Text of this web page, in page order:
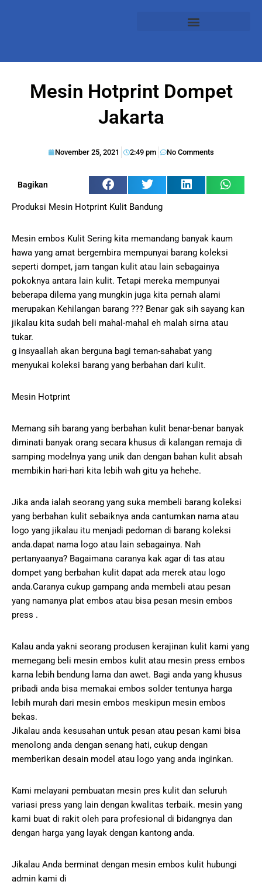
Mesin Hotprint Dompet
Jakarta
November 25, 2021 2:49 pm No Comments
Bagikan
Produksi Mesin Hotprint Kulit Bandung
Mesin embos Kulit Sering kita memandang banyak kaum
hawa yang amat bergembira mempunyai barang koleksi
seperti dompet, jam tangan kulit atau lain sebagainya
pokoknya antara lain kulit. Tetapi mereka mempunyai
beberapa dilema yang mungkin juga kita pernah alami
merupakan Kehilangan barang ??? Benar gak sih sayang kan
jikalau kita sudah beli mahal-mahal eh malah sirna atau
tukar.
g insyaallah akan berguna bagi teman-sahabat yang
menyukai koleksi barang yang berbahan dari kulit.
Mesin Hotprint
Memang sih barang yang berbahan kulit benar-benar banyak
diminati banyak orang secara khusus di kalangan remaja di
samping modelnya yang unik dan dengan bahan kulit absah
membikin hari-hari kita lebih wah gitu ya hehehe.
Jika anda ialah seorang yang suka membeli barang koleksi
yang berbahan kulit sebaiknya anda cantumkan nama atau
logo yang jikalau itu menjadi pedoman di barang koleksi
anda.dapat nama logo atau lain sebagainya. Nah
pertanyaanya? Bagaimana caranya kak agar di tas atau
dompet yang berbahan kulit dapat ada merek atau logo
anda.Caranya cukup gampang anda membeli atau pesan
yang namanya plat embos atau bisa pesan mesin embos
press .
Kalau anda yakni seorang produsen kerajinan kulit kami yang
memegang beli mesin embos kulit atau mesin press embos
karna lebih bendung lama dan awet. Bagi anda yang khusus
pribadi anda bisa memakai embos solder tentunya harga
lebih murah dari mesin embos meskipun mesin embos
bekas.
Jikalau anda kesusahan untuk pesan atau pesan kami bisa
menolong anda dengan senang hati, cukup dengan
memberikan desain model atau logo yang anda inginkan.
Kami melayani pembuatan mesin pres kulit dan seluruh
variasi press yang lain dengan kwalitas terbaik. mesin yang
kami buat di rakit oleh para profesional di bidangnya dan
dengan harga yang layak dengan kantong anda.
Jikalau Anda berminat dengan mesin embos kulit hubungi
admin kami di